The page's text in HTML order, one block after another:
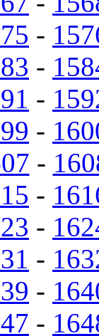
-
-
-
-
-
-
-
-
-
-